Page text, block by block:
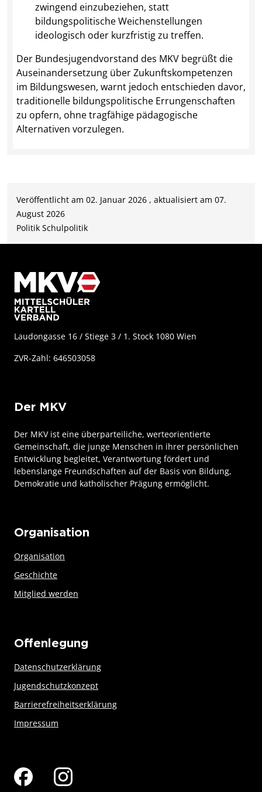
zwingend einzubeziehen, statt
bildungspolitische Weichenstellungen
ideologisch oder kurzfristig zu treffen.
Der Bundesjugendvorstand des MKV begrüßt die
Auseinandersetzung über Zukunftskompetenzen
im Bildungswesen, warnt jedoch entschieden davor,
traditionelle bildungspolitische Errungenschaften
zu opfern, ohne tragfähige pädagogische
Alternativen vorzulegen.
Veröffentlicht am 02. Januar 2026 , aktualisiert am 07.
August 2026
Politik Schulpolitik
Laudongasse 16 / Stiege 3 / 1. Stock 1080 Wien
ZVR-Zahl: 646503058
Der MKV
Der MKV ist eine überparteiliche, werteorientierte
Gemeinschaft, die junge Menschen in ihrer persönlichen
Entwicklung begleitet, Verantwortung fördert und
lebenslange Freundschaften auf der Basis von Bildung,
Demokratie und katholischer Prägung ermöglicht.
Organisation
Organisation
Geschichte
Mitglied werden
Offenlegung
Datenschutzerklärung
Jugendschutzkonzept
Barrierefreiheitserklärung
Impressum